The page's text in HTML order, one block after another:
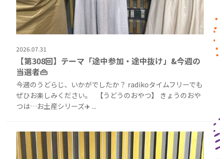
2026.07.31
【第308回】テーマ「途中参加・途中抜け」&今週の
当選者👜
今週のうどらじ、いかがでしたか？ radikoタイムフリーでも
ぜひお楽しみください。 【うどうのおやつ】 きょうのおや
つは…お土産シリーズ✈️ ...